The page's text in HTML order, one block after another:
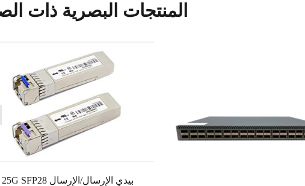
المنتجات البصرية ذات
25G SFP28 بيدي الإرسال/الإرسال